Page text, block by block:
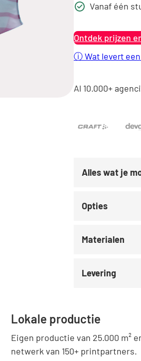
Vanaf één
Ontdek prijzen
ⓘWat levert
Al 10.000+
Alles wat je
Opties
Materialen
Levering
Lokale productie
Eigen productie van 25.000 m²
netwerk van 150+ printpartners.